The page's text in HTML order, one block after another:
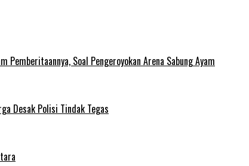
Soal Pengeroyokan Arena Sabung Ayam
Desak Polisi Tindak Tegas